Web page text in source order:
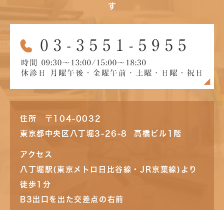
す
住所 〒104-0032
東京都中央区八丁堀3-26-8 高橋ビル1階
アクセス
八丁堀駅(東京メトロ日比谷線・JR京葉線)より
徒歩1分
B3出口を出た交差点の右前